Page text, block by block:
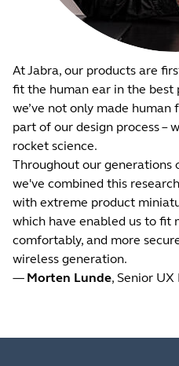
At Jabra, our products are
fit the human ear in the best
we’ve not only made
part of our design process –
rocket science.
Throughout our generations
we've combined this
with extreme product
which have enabled us to fit
comfortably, and more
wireless generation.
— Morten Lunde, Senior